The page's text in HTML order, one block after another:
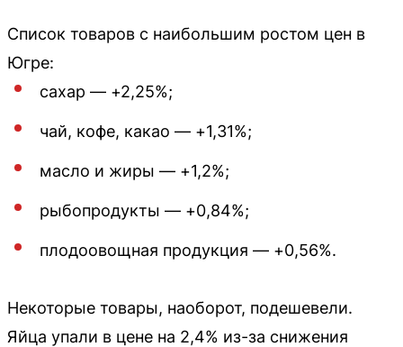
Список товаров с наибольшим ростом цен в
Югре:
сахар — +2,25%;
чай, кофе, какао — +1,31%;
масло и жиры — +1,2%;
рыбопродукты — +0,84%;
плодоовощная продукция — +0,56%.
Некоторые товары, наоборот, подешевели.
Яйца упали в цене на 2,4% из-за снижения